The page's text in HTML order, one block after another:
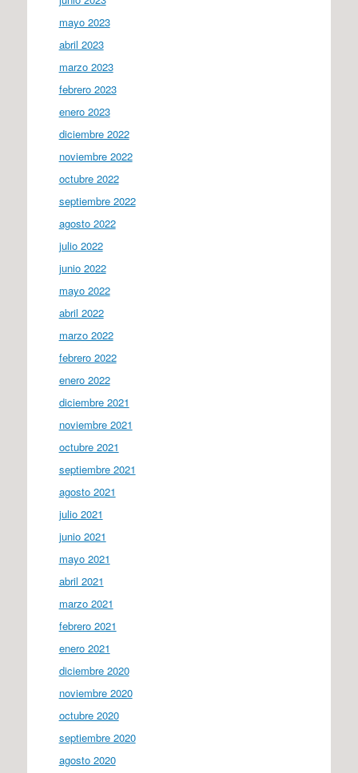
mayo 2023
abril 2023
marzo 2023
febrero 2023
enero 2023
diciembre 2022
noviembre 2022
octubre 2022
septiembre 2022
agosto 2022
julio 2022
junio 2022
mayo 2022
abril 2022
marzo 2022
febrero 2022
enero 2022
diciembre 2021
noviembre 2021
octubre 2021
septiembre 2021
agosto 2021
julio 2021
junio 2021
mayo 2021
abril 2021
marzo 2021
febrero 2021
enero 2021
diciembre 2020
noviembre 2020
octubre 2020
septiembre 2020
agosto 2020